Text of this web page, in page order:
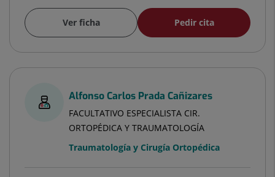
Ver ficha Pedir cita
Alfonso Carlos Prada Cañizares
FACULTATIVO ESPECIALISTA CIR.
ORTOPÉDICA Y TRAUMATOLOGÍA
Traumatología y Cirugía Ortopédica